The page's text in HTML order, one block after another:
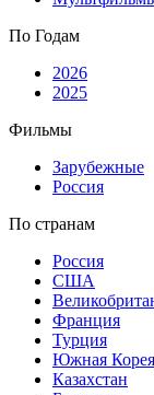
По Годам
2026
2025
Фильмы
Зарубежные
Россия
По странам
Россия
США
Франция
Турция
Южная Корея
Казахстан